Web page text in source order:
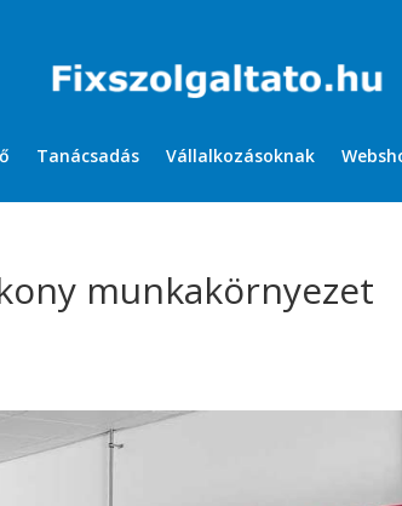
Tanácsadás Vállalkozásoknak
munkakörnyezet